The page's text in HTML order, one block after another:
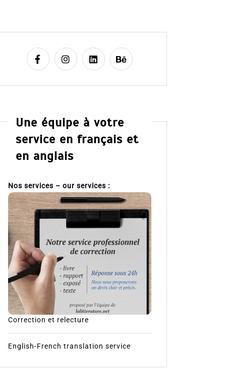
Une équipe à votre
service en français et
en anglais
Nos services – our services :
Correction et relecture
English-French translation service